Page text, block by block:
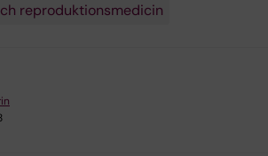
reproduktionsmedicin